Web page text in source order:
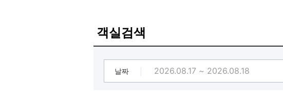
- 조식메뉴는 한식으로 구성된 식사, 씨리얼, 토스
- 조식 시간은 아침7시~9시20분까지 입니다.
- 해상 케이블카이용권은 카운터에서 문의해 주시
객실검색
날짜